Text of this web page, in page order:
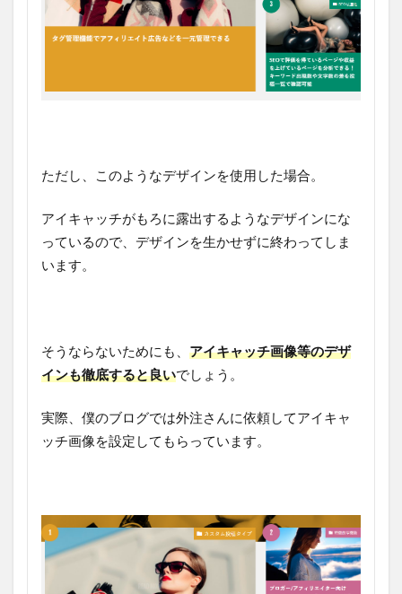
ただし、このようなデザインを使用した場合。
アイキャッチがもろに露出するようなデザインにな
っているので、デザインを生かせずに終わってしま
います。
そうならないためにも、 アイキャッチ画像等のデザ
インも徹底すると良いでしょう。
実際、僕のブログでは外注さんに依頼してアイキャ
ッチ画像を設定してもらっています。